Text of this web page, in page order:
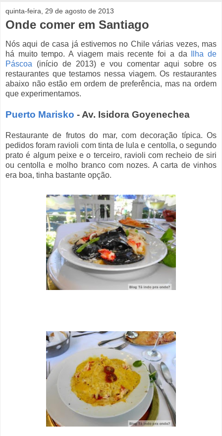
quinta-feira, 29 de agosto de 2013
Onde comer em Santiago
Nós aqui de casa já estivemos no Chile várias vezes, mas
há muito tempo. A viagem mais recente foi a da
Ilha de
Páscoa (início de 2013) e vou comentar aqui sobre os
restaurantes que testamos nessa viagem. Os restaurantes
abaixo não estão em ordem de preferência, mas na ordem
que experimentamos.
Puerto Marisko - Av. Isidora Goyenechea
Restaurante de frutos do mar, com decoração típica. Os
pedidos foram ravioli com tinta de lula e centolla, o segundo
prato é algum peixe e o terceiro, ravioli com recheio de siri
ou centolla e molho branco com nozes. A carta de vinhos
era boa, tinha bastante opção.